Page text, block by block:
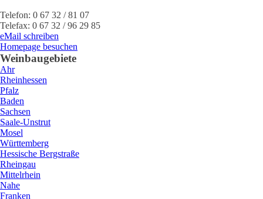
Telefon: 0 67 32 / 81 07
Telefax: 0 67 32 / 96 29 85
eMail schreiben
Homepage besuchen
Weinbaugebiete
Ahr
Rheinhessen
Pfalz
Baden
Sachsen
Saale-Unstrut
Mosel
Württemberg
Hessische Bergstraße
Rheingau
Mittelrhein
Nahe
Franken